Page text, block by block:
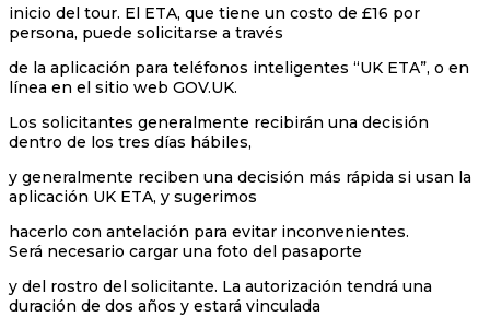
inicio del tour. El ETA, que tiene un costo de £16 por
persona, puede solicitarse a través
de la aplicación para teléfonos inteligentes “UK ETA”, o en
línea en el sitio web GOV.UK.
Los solicitantes generalmente recibirán una decisión
dentro de los tres días hábiles,
y generalmente reciben una decisión más rápida si usan la
aplicación UK ETA, y sugerimos
hacerlo con antelación para evitar inconvenientes.
Será necesario cargar una foto del pasaporte
y del rostro del solicitante. La autorización tendrá una
duración de dos años y estará vinculada